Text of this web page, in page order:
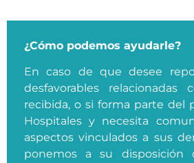
¿Cómo podemos ayudarle?
En caso de que desee
desfavorables relacionadas
recibida, o si forma parte del
Hospitales y necesita
aspectos vinculados a sus
ponemos a su disposición